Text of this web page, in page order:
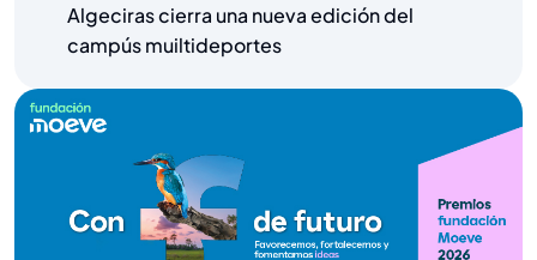
Algeciras cierra una nueva edición del
campús muiltideportes